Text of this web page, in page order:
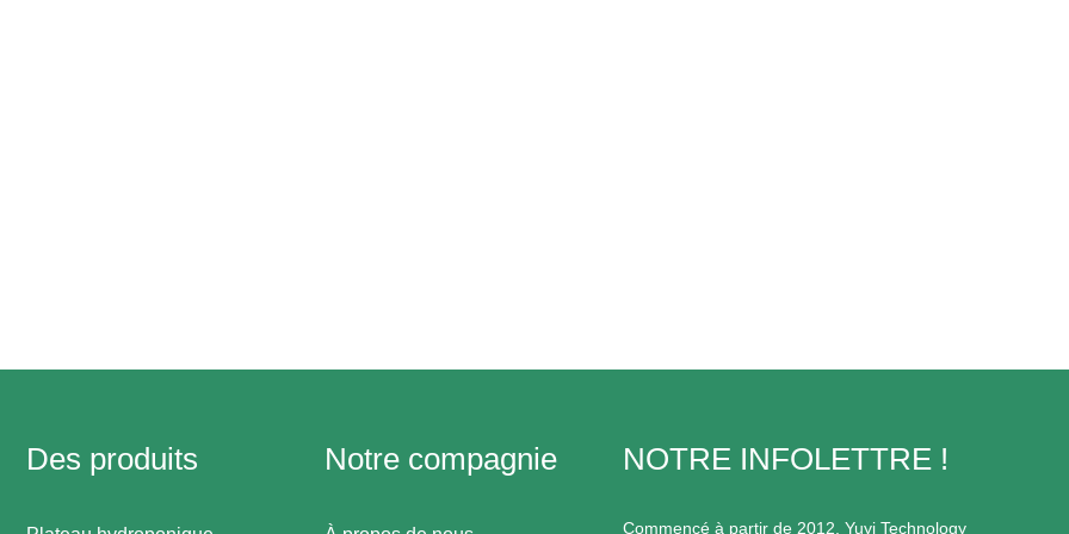
Des produits Notre compagnie NOTRE INFOLETTRE !
Commencé à partir de 2012, Yuyi Technology